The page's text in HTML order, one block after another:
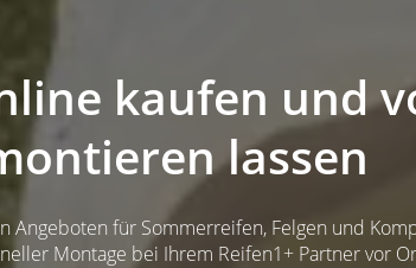
kaufen und
lassen
Angeboten für Sommerreifen, Felgen und
Montage bei Ihrem Reifen1+ Partner vor